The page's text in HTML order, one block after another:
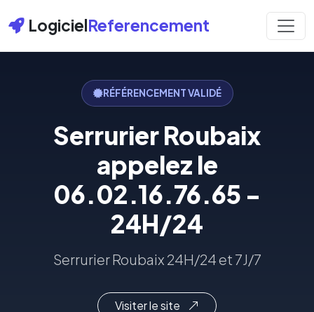
LogicielReferencement
RÉFÉRENCEMENT VALIDÉ
Serrurier Roubaix
appelez le
06.02.16.76.65 -
24H/24
Serrurier Roubaix 24H/24 et 7J/7
Visiter le site